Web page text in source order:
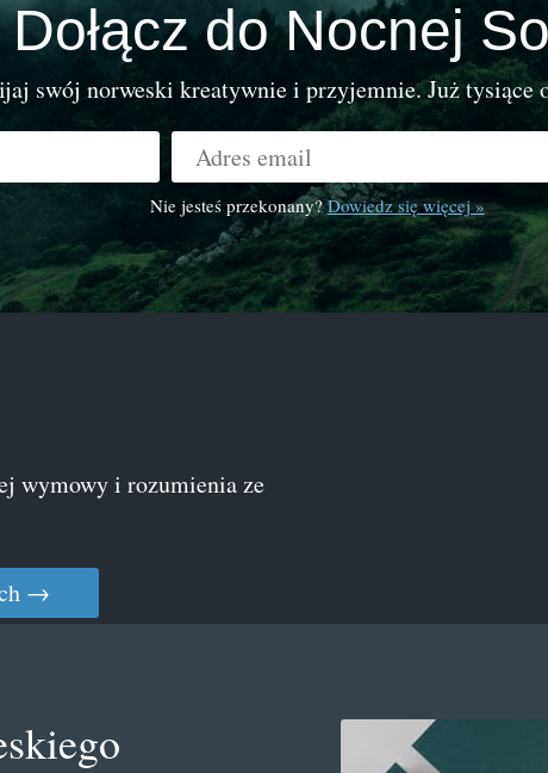
Dołącz do Nocnej
swój norweski kreatywnie i przyjemnie. Już tysiące
Nie jesteś przekonany?Dowiedz się więcej »
wymowy i rozumienia ze
→